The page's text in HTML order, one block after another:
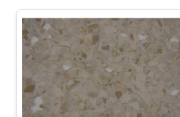
Lembar
statis